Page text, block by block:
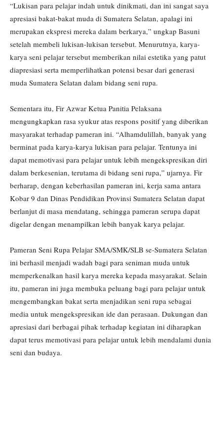
“Lukisan para pelajar indah untuk dinikmati, dan ini sangat saya
apresiasi bakat-bakat muda di Sumatera Selatan, apalagi ini
merupakan ekspresi mereka dalam berkarya,” ungkap Basuni
setelah membeli lukisan-lukisan tersebut. Menurutnya, karya-
karya seni pelajar tersebut memberikan nilai estetika yang patut
diapresiasi serta memperlihatkan potensi besar dari generasi
muda Sumatera Selatan dalam bidang seni rupa.
Sementara itu, Fir Azwar Ketua Panitia Pelaksana
mengungkapkan rasa syukur atas respons positif yang diberikan
masyarakat terhadap pameran ini. “Alhamdulillah, banyak yang
berminat pada karya-karya lukisan para pelajar. Tentunya ini
dapat memotivasi para pelajar untuk lebih mengekspresikan diri
dalam berkesenian, terutama di bidang seni rupa,” ujarnya. Fir
berharap, dengan keberhasilan pameran ini, kerja sama antara
Kobar 9 dan Dinas Pendidikan Provinsi Sumatera Selatan dapat
berlanjut di masa mendatang, sehingga pameran serupa dapat
digelar dengan menampilkan lebih banyak karya pelajar.
Pameran Seni Rupa Pelajar SMA/SMK/SLB se-Sumatera Selatan
ini berhasil menjadi wadah bagi para seniman muda untuk
memperkenalkan hasil karya mereka kepada masyarakat. Selain
itu, pameran ini juga membuka peluang bagi para pelajar untuk
mengembangkan bakat serta menjadikan seni rupa sebagai
media untuk mengekspresikan ide dan perasaan. Dukungan dan
apresiasi dari berbagai pihak terhadap kegiatan ini diharapkan
dapat terus memotivasi para pelajar untuk lebih mendalami dunia
seni dan budaya.